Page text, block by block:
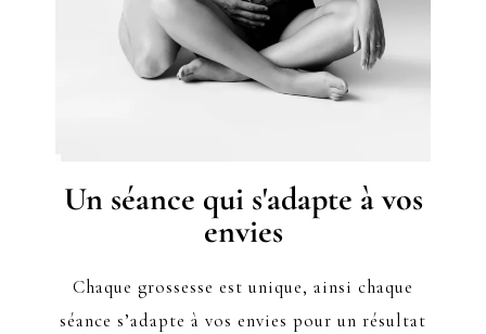
Un séance qui s'adapte à vos
envies
Chaque grossesse est unique, ainsi chaque
séance s’adapte à vos envies pour un résultat